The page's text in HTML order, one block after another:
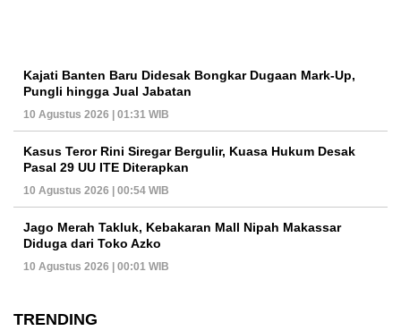
Kajati Banten Baru Didesak Bongkar Dugaan Mark-Up,
Pungli hingga Jual Jabatan
10 Agustus 2026 | 01:31 WIB
Kasus Teror Rini Siregar Bergulir, Kuasa Hukum Desak
Pasal 29 UU ITE Diterapkan
10 Agustus 2026 | 00:54 WIB
Jago Merah Takluk, Kebakaran Mall Nipah Makassar
Diduga dari Toko Azko
10 Agustus 2026 | 00:01 WIB
TRENDING